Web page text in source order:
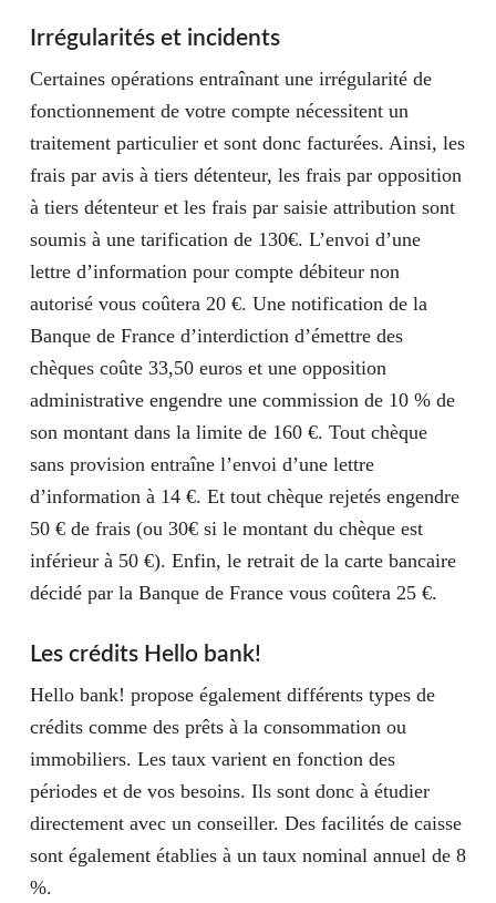
Irrégularités et incidents
Certaines opérations entraînant une irrégularité de
fonctionnement de votre compte nécessitent un
traitement particulier et sont donc facturées. Ainsi, les
frais par avis à tiers détenteur, les frais par opposition
à tiers détenteur et les frais par saisie attribution sont
soumis à une tarification de 130€. L’envoi d’une
lettre d’information pour compte débiteur non
autorisé vous coûtera 20 €. Une notification de la
Banque de France d’interdiction d’émettre des
chèques coûte 33,50 euros et une opposition
administrative engendre une commission de 10 % de
son montant dans la limite de 160 €. Tout chèque
sans provision entraîne l’envoi d’une lettre
d’information à 14 €. Et tout chèque rejetés engendre
50 € de frais (ou 30€ si le montant du chèque est
inférieur à 50 €). Enfin, le retrait de la carte bancaire
décidé par la Banque de France vous coûtera 25 €.
Les crédits Hello bank!
Hello bank! propose également différents types de
crédits comme des prêts à la consommation ou
immobiliers. Les taux varient en fonction des
périodes et de vos besoins. Ils sont donc à étudier
directement avec un conseiller. Des facilités de caisse
sont également établies à un taux nominal annuel de 8
%.